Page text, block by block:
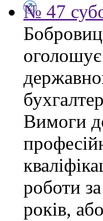
№ 47
Вимоги
роботи
років,